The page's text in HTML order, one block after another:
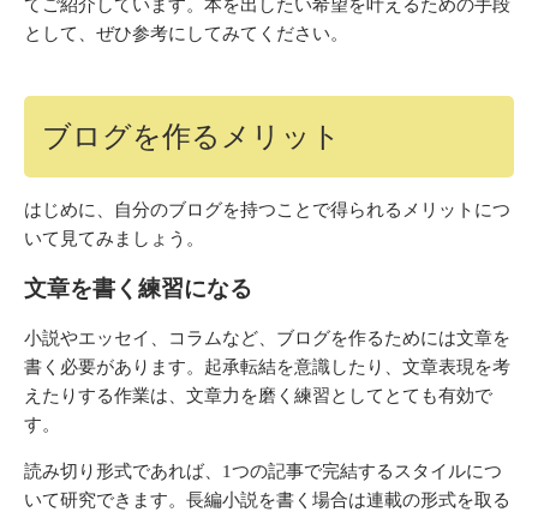
てご紹介しています。本を出したい希望を叶えるための手段
として、ぜひ参考にしてみてください。
ブログを作るメリット
はじめに、自分のブログを持つことで得られるメリットにつ
いて見てみましょう。
文章を書く練習になる
小説やエッセイ、コラムなど、ブログを作るためには文章を
書く必要があります。起承転結を意識したり、文章表現を考
えたりする作業は、文章力を磨く練習としてとても有効で
す。
読み切り形式であれば、1つの記事で完結するスタイルにつ
いて研究できます。長編小説を書く場合は連載の形式を取る